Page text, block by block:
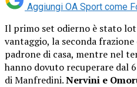
Aggiungi OA Sport come
Il primo set odierno è stato
vantaggio, la seconda
padrone di casa, mentre nel
hanno dovuto recuperare dal
di Manfredini.Nervini e